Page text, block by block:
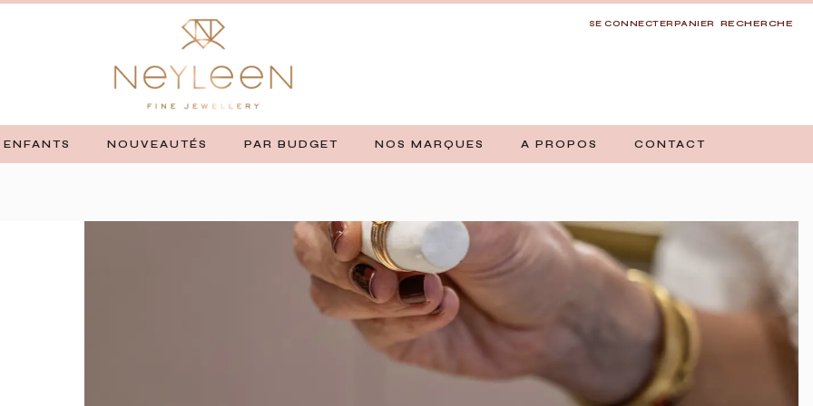
SE CONNECTER PANIER RECHERCHE
ENFANTS NOUVEAUTÉS PAR BUDGET NOS MARQUES A PROPOS CONTACT